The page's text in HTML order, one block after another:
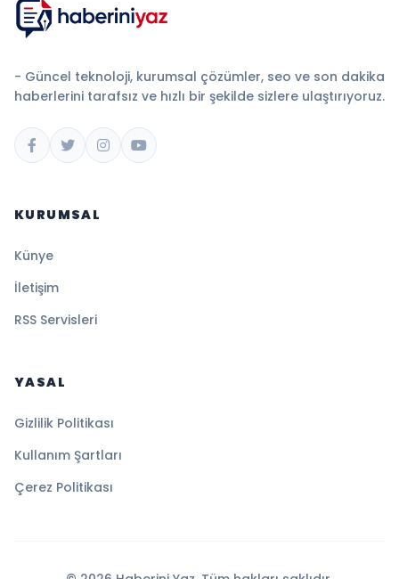
- Güncel teknoloji, kurumsal çözümler, seo ve son dakika
haberlerini tarafsız ve hızlı bir şekilde sizlere ulaştırıyoruz.
KURUMSAL
Künye
İletişim
RSS Servisleri
YASAL
Gizlilik Politikası
Kullanım Şartları
Çerez Politikası